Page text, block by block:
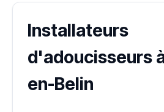
Installateurs
d'adoucisseurs
en-Belin